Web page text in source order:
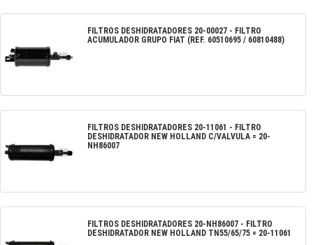
FILTROS DESHIDRATADORES 20-00027 - FILTRO
ACUMULADOR GRUPO FIAT (REF. 60510695 / 60810488)
FILTROS DESHIDRATADORES 20-11061 - FILTRO
DESHIDRATADOR NEW HOLLAND C/VALVULA = 20-
NH86007
FILTROS DESHIDRATADORES 20-NH86007 - FILTRO
DESHIDRATADOR NEW HOLLAND TN55/65/75 = 20-11061